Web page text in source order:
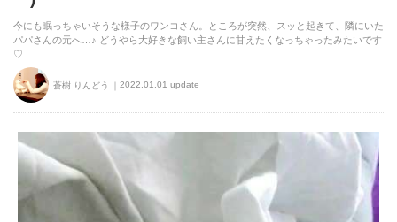
今にも眠っちゃいそうな様子のワンコさん。ところが突然、スッと起きて、隣にいた
パパさんの元へ…♪ どうやら大好きな飼い主さんに甘えたくなっちゃったみたいです
♡
蒼樹 りんどう 2022.01.01 update